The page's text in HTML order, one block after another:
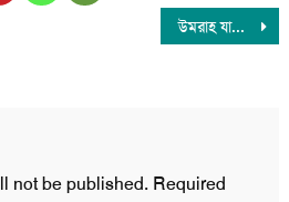
উমরাহ যাত্রীদের জন্য ভ্যাকসিন বাধ্যতামূলক নয়; সৌদি সরকারের নতুন ঘোষণা
not be published. Required